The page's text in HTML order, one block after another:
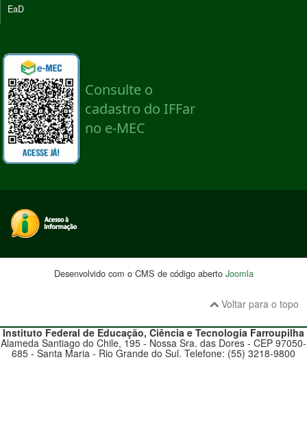
EaD
Desenvolvido com o CMS de código aberto Joomla
Voltar para o topo
Instituto Federal de Educação, Ciência e TecnologiaFarroupilha
Alameda Santiago do Chile, 195 - Nossa Sra. das Dores - CEP 97050-
685 - Santa Maria - Rio Grande do Sul. Telefone: (55) 3218-9800